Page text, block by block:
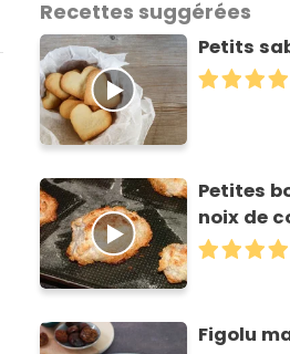
Recettes suggérées
Petits
Petites
noix de
Figolu